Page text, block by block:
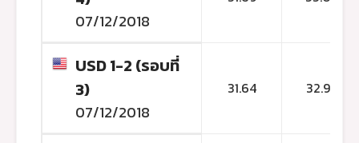
07/12/2018
USD 1-2 (รอบที่
3)
07/12/2018
31.64 32.99